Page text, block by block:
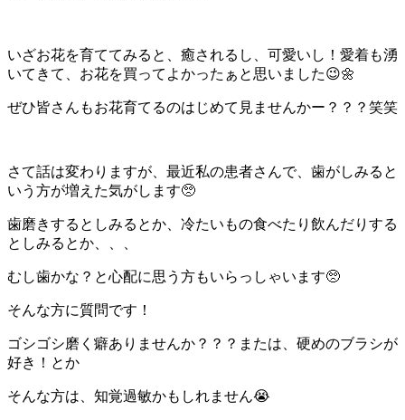
いざお花を育ててみると、癒されるし、可愛いし！愛着も湧
いてきて、お花を買ってよかったぁと思いました😉🌼
ぜひ皆さんもお花育てるのはじめて見ませんかー？？？笑笑
さて話は変わりますが、最近私の患者さんで、歯がしみると
いう方が増えた気がします🥺
歯磨きするとしみるとか、冷たいもの食べたり飲んだりする
としみるとか、、、
むし歯かな？と心配に思う方もいらっしゃいます🥺
そんな方に質問です！
ゴシゴシ磨く癖ありませんか？？？または、硬めのブラシが
好き！とか
そんな方は、知覚過敏かもしれません😭